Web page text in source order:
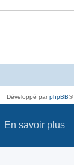
En savoir plus
Développé parphpBB®